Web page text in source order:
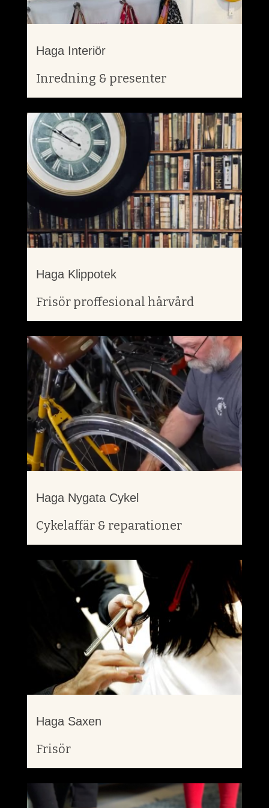
Haga Interiör
Inredning & presenter
Haga Klippotek
Frisör proffesional hårvård
Haga Nygata Cykel
Cykelaffär & reparationer
Haga Saxen
Frisör